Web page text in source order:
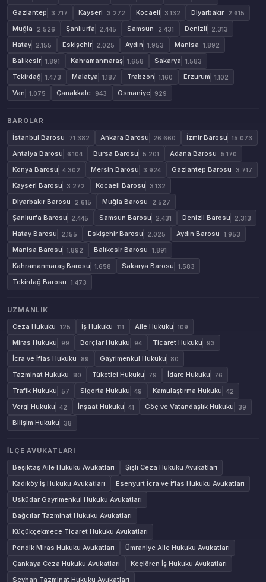
Gaziantep 3.717 Kayseri 3.272 Kocaeli 3.132 Diyarbakır 2.615
Muğla 2.526 Şanlıurfa 2.445 Samsun 2.431 Denizli 2.313
Hatay 2.155 Eskişehir 2.025 Aydın 1.953 Manisa 1.892
Balıkesir 1.891 Kahramanmaraş 1.658 Sakarya 1.583
Tekirdağ 1.473 Malatya 1.187 Trabzon 1.160 Erzurum 1.102
Van 1.075 Çanakkale 943 Osmaniye 929
BAROLAR
İstanbul Barosu
71.382 Ankara Barosu 26.660 İzmir Barosu 15.073
Antalya Barosu 6.104 Bursa Barosu 5.201 Adana Barosu 5.170
Konya Barosu 4.302 Mersin Barosu 3.924 Gaziantep Barosu 3.717
Kayseri Barosu 3.272 Kocaeli Barosu 3.132
Diyarbakır Barosu 2.615 Muğla Barosu 2.527
Şanlıurfa Barosu 2.445 Samsun Barosu 2.431 Denizli Barosu 2.313
Hatay Barosu 2.155 Eskişehir Barosu 2.025 Aydın Barosu 1.953
Manisa Barosu 1.892 Balıkesir Barosu 1.891
Kahramanmaraş Barosu 1.658 Sakarya Barosu 1.583
Tekirdağ Barosu 1.473
UZMANLIK
Ceza Hukuku
125 İş Hukuku 111 Aile Hukuku 109
Miras Hukuku 99 Borçlar Hukuku 94 Ticaret Hukuku 93
İcra ve İflas Hukuku 89 Gayrimenkul Hukuku 80
Tazminat Hukuku 80 Tüketici Hukuku 79 İdare Hukuku 76
Trafik Hukuku 57 Sigorta Hukuku 49 Kamulaştırma Hukuku 42
Vergi Hukuku 42 İnşaat Hukuku 41 Göç ve Vatandaşlık Hukuku 39
Bilişim Hukuku 38
İLÇE AVUKATLARI
Beşiktaş Aile Hukuku Avukatları
Şişli Ceza Hukuku Avukatları
Kadıköy İş Hukuku Avukatları
Esenyurt İcra ve İflas Hukuku Avukatları
Üsküdar Gayrimenkul Hukuku Avukatları
Bağcılar Tazminat Hukuku Avukatları
Küçükçekmece Ticaret Hukuku Avukatları
Pendik Miras Hukuku Avukatları
Ümraniye Aile Hukuku Avukatları
Çankaya Ceza Hukuku Avukatları
Keçiören İş Hukuku Avukatları
Seyhan Tazminat Hukuku Avukatları